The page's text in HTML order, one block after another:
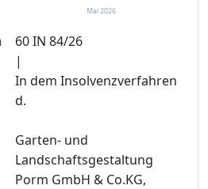
Mai 2026
60 IN 84/26
|
In dem Insolvenzverfahren
d.
Garten- und
Landschaftsgestaltung
Porm GmbH & Co.KG,